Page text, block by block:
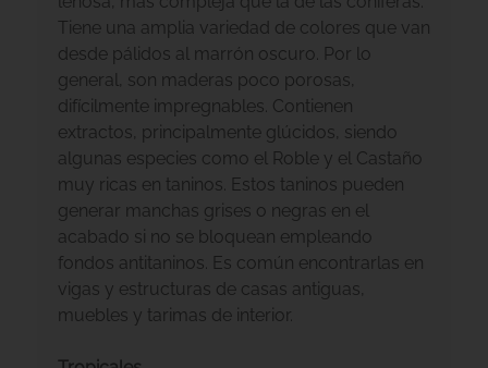
Tiene una amplia variedad de colores que van
desde pálidos al marrón oscuro. Por lo
general, son maderas poco porosas,
difícilmente impregnables. Contienen
extractos, principalmente glúcidos, siendo
algunas especies como el Roble y el Castaño
muy ricas en taninos. Estos taninos pueden
generar manchas grises o negras en el
acabado si no se bloquean empleando
fondos antitaninos. Es común encontrarlas en
vigas y estructuras de casas antiguas,
muebles y tarimas de interior.